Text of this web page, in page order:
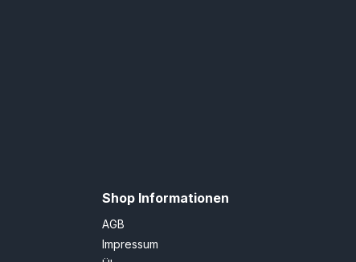
Shop Informationen
AGB
Impressum